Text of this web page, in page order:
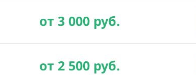
от 3 000 руб.
от 2 500 руб.